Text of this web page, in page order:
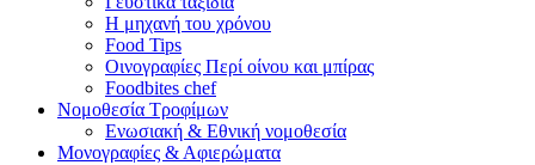
Η μηχανή του χρόνου
Food Tips
Οινογραφίες Περί οίνου και μπίρας
Foodbites chef
Νομοθεσία Τροφίμων
Ενωσιακή & Εθνική νομοθεσία
Μονογραφίες & Αφιερώματα